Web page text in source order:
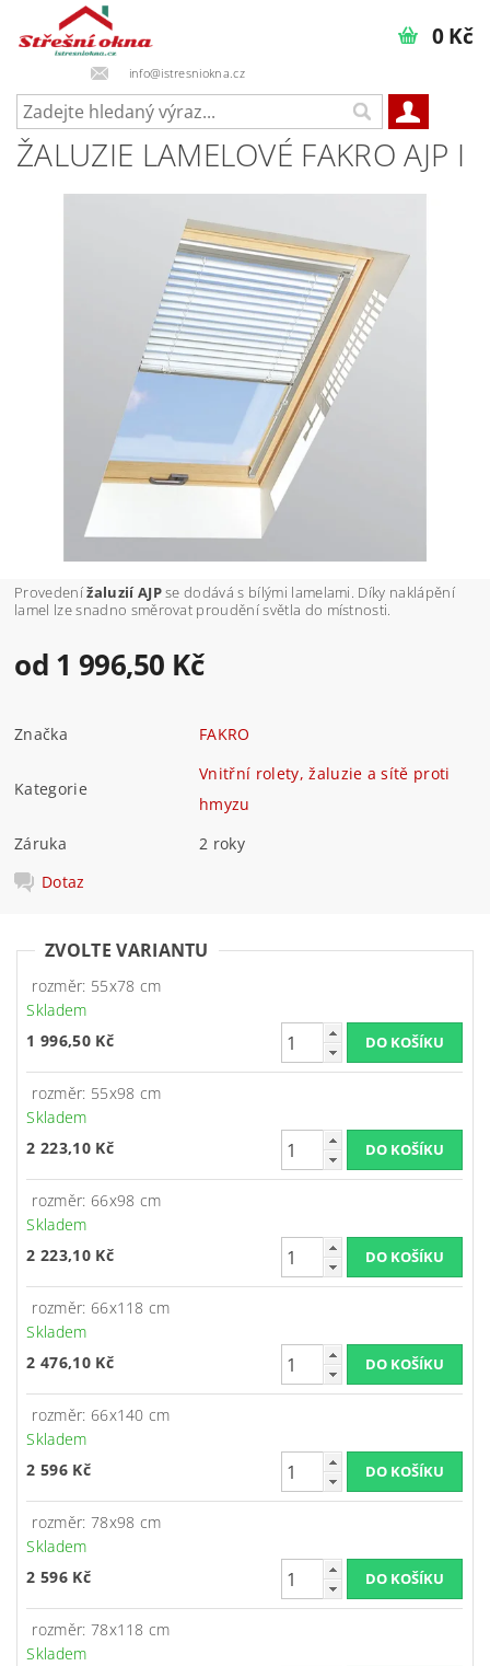
info@istresniokna.cz
0 Kč
ŽALUZIE LAMELOVÉ FAKRO AJP I
Provedenížaluzií AJPse dodává s bílými lamelami. Díky naklápění
lamel lze snadno směrovat proudění světla do místnosti.
od 1 996,50 Kč
Značka FAKRO
Kategorie
Vnitřní rolety, žaluzie a sítě proti
hmyzu
Záruka
2 roky
Dotaz
ZVOLTE VARIANTU
rozměr: 55x78 cm
Skladem
1 996,50 Kč
rozměr: 55x98 cm
Skladem
2 223,10 Kč
rozměr: 66x98 cm
Skladem
2 223,10 Kč
rozměr: 66x118 cm
Skladem
2 476,10 Kč
rozměr: 66x140 cm
Skladem
2 596 Kč
rozměr: 78x98 cm
Skladem
2 596 Kč
rozměr: 78x118 cm
Skladem